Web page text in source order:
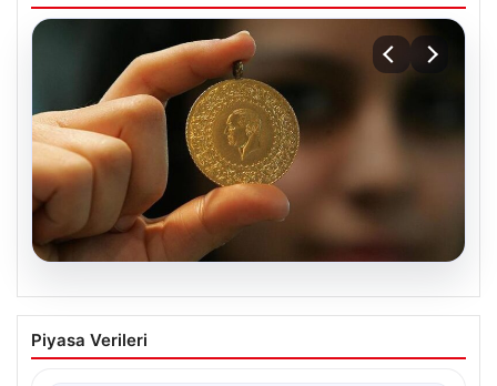
06.08.2026
22 Mayıs 2026 Güncel Altın Fiyatları ve
Analizi
Piyasa Verileri